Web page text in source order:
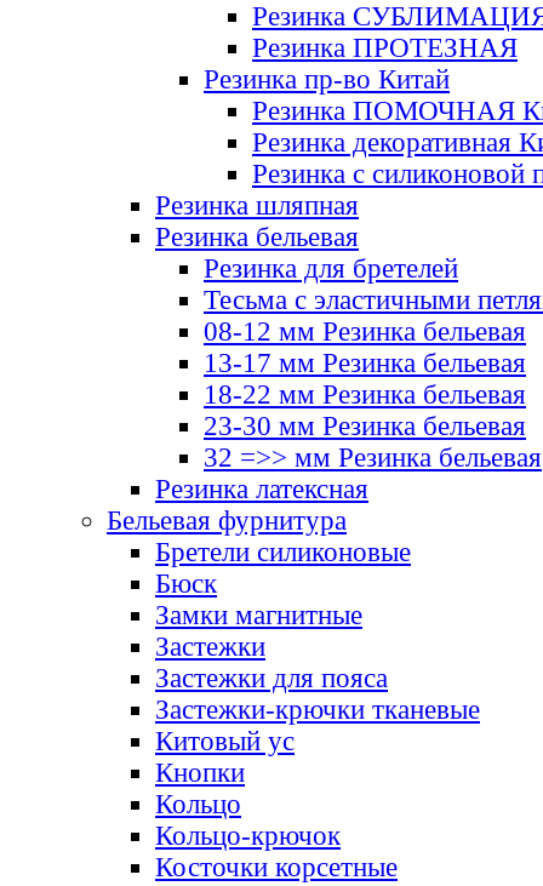
Резинка
Резинка ПРОТЕЗНАЯ
Резинка пр-во Китай
Резинка ПОМОЧНАЯ
Резинка декоративная
Резинка с силиконовой
Резинка шляпная
Резинка бельевая
Резинка для бретелей
Тесьма с эластичными
08-12 мм Резинка бельевая
13-17 мм Резинка бельевая
18-22 мм Резинка бельевая
23-30 мм Резинка бельевая
32 =>> мм Резинка бельевая
Резинка латексная
Бельевая фурнитура
Бретели силиконовые
Бюск
Замки магнитные
Застежки
Застежки для пояса
Застежки-крючки тканевые
Китовый ус
Кнопки
Кольцо
Кольцо-крючок
Косточки корсетные